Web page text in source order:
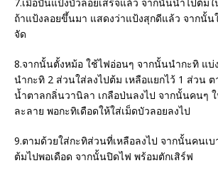
ถ้าแป้งลอยขึ้นมา แสดงว่าแป้งสุกดีแล้ว จากนั้
จัด
8.จากนั้นตั้งหม้อ ใช้ไฟอ่อนๆ จากนั้นนำกะทิ แบ่
นำกะทิ 2 ส่วนใส่ลงไปต้ม เหลือแยกไว้ 1 ส่วน
น้ำตาลกลิ่นวานิลา เกลือป่นลงไป จากนั้นคนๆ
ละลาย พอกะทิเดือดให้ใส่เม็ดบัวลอยลงไป
9.ตามด้วยใส่กะทิส่วนที่เหลือลงไป จากนั้นคนเ
ต้มไปพอเดือด จากนั้นปิดไฟ พร้อมตักเสิร์ฟ